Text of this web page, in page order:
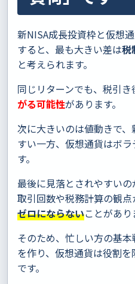
新NISA成長投資枠と仮想
すると、最も大きい差は税
と考えられます。
同じリターンでも、税引
がる可能性があります。
次に大きいのは値動きで
すい一方、仮想通貨はボ
す。
最後に見落とされやすい
取引回数や税務計算の観点
ゼロにならないことがあり
そのため、忙しい方の基
を作り、仮想通貨は役割
です。